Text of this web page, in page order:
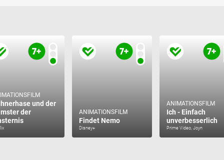
und der
der
ANIMATIONSFILM
Findet Nemo
Disney+
ANIMATIONSFILM
Ich - Einfach
unverbesserlich
Prime Video, Joyn